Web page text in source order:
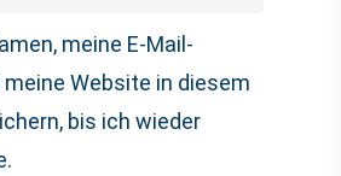
meine E-Mail-
Website in diesem
bis ich wieder